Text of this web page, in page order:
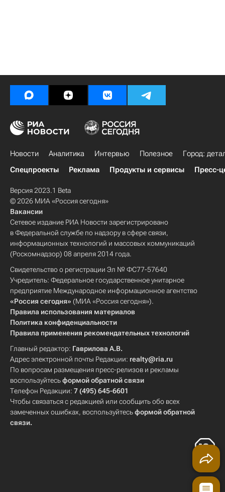
Новости Аналитика Интервью Полезное
Город:
Спецпроекты
Реклама Продукты и сервисы Пресс-
Версия 2023.1 Beta
© 2026 МИА «Россия сегодня»
Вакансии
Сетевое издание РИА Новости зарегистрировано
в Федеральной службе по надзору в сфере связи,
информационных технологий и массовых коммуникаций
(Роскомнадзор) 08 апреля 2014 года.
Свидетельство о регистрации Эл № ФС77-57640
Учредитель: Федеральное государственное унитарное
предприятие Международное информационное агентство
«Россия сегодня» (МИА «Россия сегодня»).
Правила использования материалов
Политика конфиденциальности
Правила применения рекомендательных технологий
Главный редактор: Гаврилова А.В.
Адрес электронной почты Редакции: realty@ria.ru
По вопросам размещения пресс-релизов и рекламы
воспользуйтесьформой обратной связи
Телефон Редакции: 7 (495) 645-6601
Чтобы связаться с редакцией или сообщить обо всех
замеченных ошибках, воспользуйтесьформой обратной
связи.